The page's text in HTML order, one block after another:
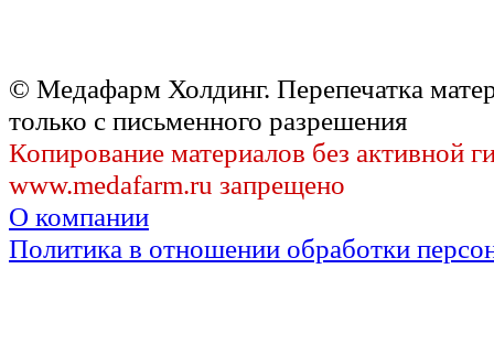
© Медафарм Холдинг. Перепечатка
только с письменного разрешения
Копирование материалов без активной
www.medafarm.ru запрещено
О компании
Политика в отношении обработки